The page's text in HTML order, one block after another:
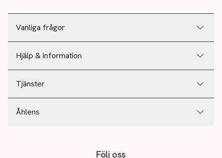
Vanliga frågor
Hjälp & information
Tjänster
Åhlens
Följ oss